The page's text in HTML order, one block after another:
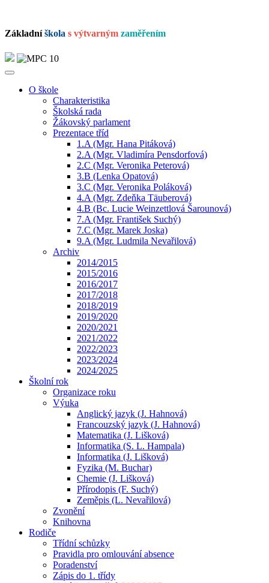
Základníškola s výtvarným zaměřením
O škole
Charakteristika
Školská rada
Žákovský parlament
Prezentace tříd
1.A (Mgr. Hana Pitáková)
2.A (Mgr. Vladimíra Pensdorfová)
2.C (Mgr. Veronika Peterová)
3.B (Lenka Opatová)
3.C (Mgr. Veronika Poláková)
4.A (Mgr. Zdeňka Täuberová)
4.B (Bc. Lucie Weinzettlová Šarounová)
7.A (Mgr. František Suchý)
7.C (Mgr. Marek Joska)
9.A (Mgr. Ludmila Nevařilová)
Archiv
2014/2015
2015/2016
2016/2017
2017/2018
2018/2019
2019/2020
2020/2021
2021/2022
2022/2023
2023/2024
2024/2025
Školní rok
Organizace roku
Výuka
Anglický jazyk (J. Hahnová)
Francouzský jazyk (J. Hahnová)
Matematika (J. Lišková)
Informatika (S. L. Hampala)
Informatika (J. Lišková)
Fyzika (M. Buchar)
Chemie (J. Lišková)
Přírodopis (F. Suchý)
Zeměpis (L. Nevařilová)
Zvonění
Knihovna
Rodiče
Třídní schůzky
Pravidla pro omlouvání absence
Poradenství
Zápis do 1. třídy